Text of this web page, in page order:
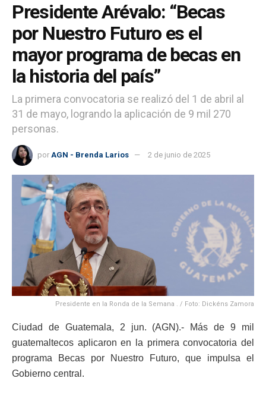
Presidente Arévalo: “Becas
por Nuestro Futuro es el
mayor programa de becas en
la historia del país”
La primera convocatoria se realizó del 1 de abril al
31 de mayo, logrando la aplicación de 9 mil 270
personas.
por AGN - Brenda Larios 2 de junio de 2025
Presidente en la Ronda de la Semana . / Foto: Dickéns Zamora
Ciudad de Guatemala, 2 jun. (AGN).- Más de 9 mil
guatemaltecos aplicaron en la primera convocatoria del
programa Becas por Nuestro Futuro, que impulsa el
Gobierno central.